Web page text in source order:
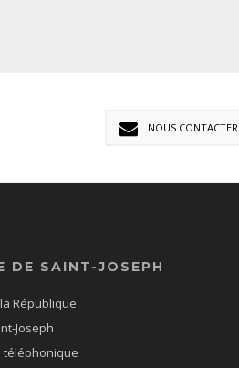
NOUS CONTACTER
DE SAINT-JOSEPH
République
Joseph
téléphonique